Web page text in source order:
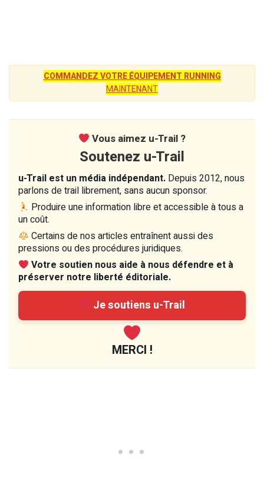
COMMANDEZ VOTRE ÉQUIPEMENT RUNNING
MAINTENANT
Vous aimez u-Trail ?
Soutenez u-Trail
u-Trail est un média indépendant. Depuis 2012, nous
parlons de trail librement, sans aucun sponsor.
Produire une information libre et accessible à tous a
un coût.
Certains de nos articles entraînent aussi des
pressions ou des procédures juridiques.
Votre soutien nous aide à nous défendre et à
préserver notre liberté éditoriale.
Je soutiens u-Trail
MERCI !